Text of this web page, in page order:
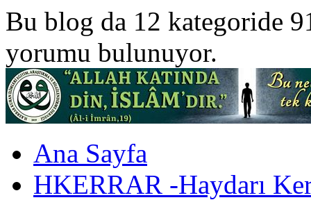
Bu blog da 12 kategoride
yorumu bulunuyor.
Ana Sayfa
HKERRAR -Haydarı